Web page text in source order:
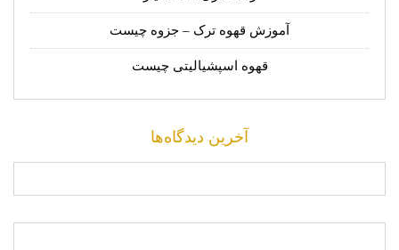
آموزش قهوه ترک – جزوه چیست
قهوه اسپشیالیتی چیست
آخرین دیدگاه‌ها